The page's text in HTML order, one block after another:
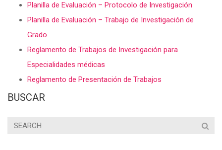
Planilla de Evaluación – Protocolo de Investigación
Planilla de Evaluación – Trabajo de Investigación de
Grado
Reglamento de Trabajos de Investigación para
Especialidades médicas
Reglamento de Presentación de Trabajos
BUSCAR